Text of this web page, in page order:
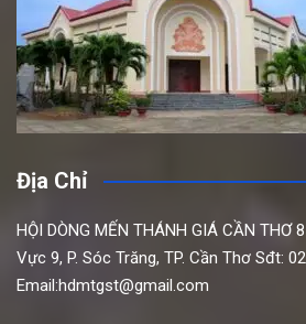
Địa Chỉ
HỘI DÒNG MẾN THÁNH GIÁ CẦN THƠ
Vực 9, P. Sóc Trăng, TP. Cần Thơ Sđt:
Email:hdmtgst@gmail.com